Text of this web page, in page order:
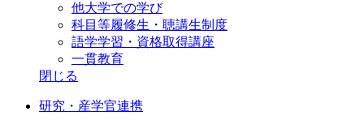
他大学での学び
科目等履修生・聴講生制度
語学学習・資格取得講座
一貫教育
閉じる
研究・産学官連携